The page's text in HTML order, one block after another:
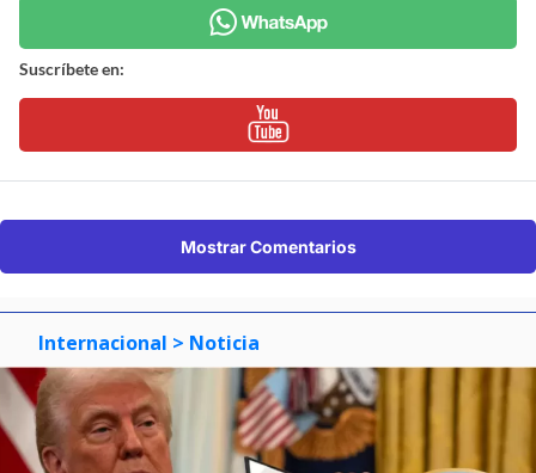
Suscríbete en:
Mostrar Comentarios
Internacional > Noticia